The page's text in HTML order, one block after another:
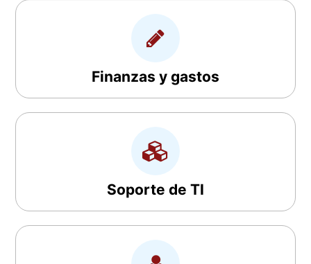
Finanzas y gastos
Soporte de TI